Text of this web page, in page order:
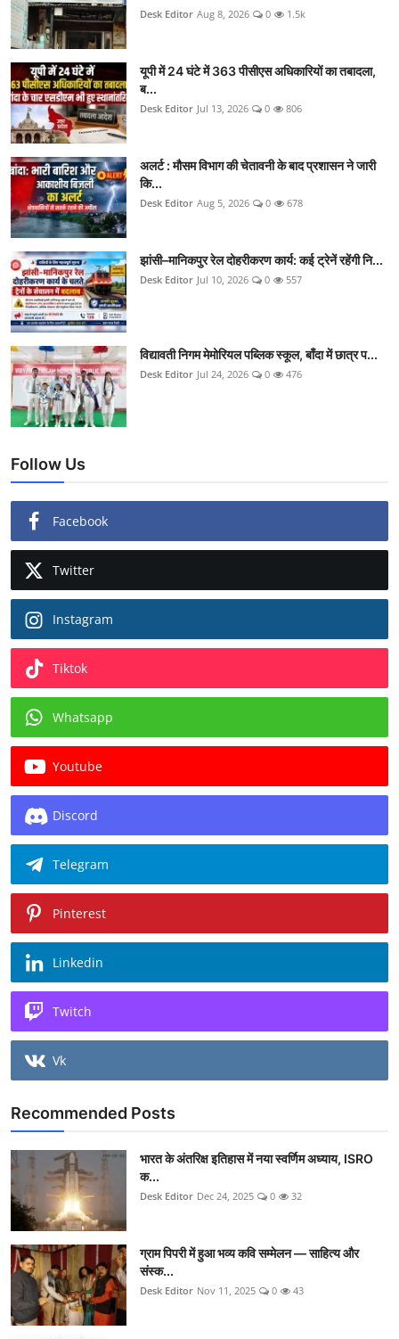
Desk Editor Aug 8, 2026 0 1.5k
यूपी में 24 घंटे में 363 पीसीएस अधिकारियों का तबादला,
ब...
Desk Editor Jul 13, 2026 0 806
अलर्ट : मौसम विभाग की चेतावनी के बाद प्रशासन ने जारी
कि...
Desk Editor Aug 5, 2026 0 678
झांसी–मानिकपुर रेल दोहरीकरण कार्य: कई ट्रेनें रहेंगी नि...
Desk Editor Jul 10, 2026 0 557
विद्यावती निगम मेमोरियल पब्लिक स्कूल, बाँदा में छात्र प...
Desk Editor Jul 24, 2026 0 476
Follow Us
Facebook
Twitter
Instagram
Tiktok
Whatsapp
Youtube
Discord
Telegram
Pinterest
Linkedin
Twitch
Vk
Recommended Posts
भारत के अंतरिक्ष इतिहास में नया स्वर्णिम अध्याय, ISRO
क...
Desk Editor Dec 24, 2025 0 32
ग्राम पिपरी में हुआ भव्य कवि सम्मेलन — साहित्य और
संस्क...
Desk Editor Nov 11, 2025 0 43